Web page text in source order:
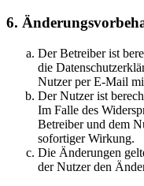
6.
Der Betreiber ist
die
Nutzer per E-Mail
Der Nutzer ist
Im Falle des
Betreiber und dem
sofortiger Wirkung.
Die Änderungen
der Nutzer den